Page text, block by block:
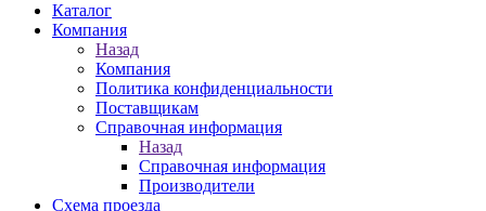
Каталог
Компания
Назад
Компания
Политика конфиденциальности
Поставщикам
Справочная информация
Назад
Справочная информация
Производители
Схема проезда